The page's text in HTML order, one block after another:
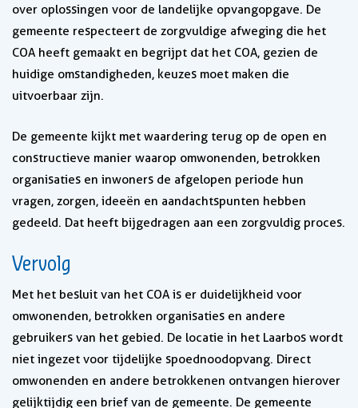
over oplossingen voor de landelijke opvangopgave. De
gemeente respecteert de zorgvuldige afweging die het
COA heeft gemaakt en begrijpt dat het COA, gezien de
huidige omstandigheden, keuzes moet maken die
uitvoerbaar zijn.
De gemeente kijkt met waardering terug op de open en
constructieve manier waarop omwonenden, betrokken
organisaties en inwoners de afgelopen periode hun
vragen, zorgen, ideeën en aandachtspunten hebben
gedeeld. Dat heeft bijgedragen aan een zorgvuldig proces.
Vervolg
Met het besluit van het COA is er duidelijkheid voor
omwonenden, betrokken organisaties en andere
gebruikers van het gebied. De locatie in het Laarbos wordt
niet ingezet voor tijdelijke spoednoodopvang. Direct
omwonenden en andere betrokkenen ontvangen hierover
gelijktijdig een brief van de gemeente. De gemeente